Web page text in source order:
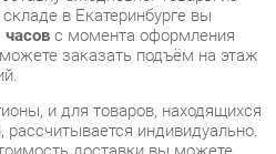
и для товаров, находящихся
индивидуально.
доставки вы можете
.
в доставку, а также в
заказа вы можете
решение об отказе от покупки.